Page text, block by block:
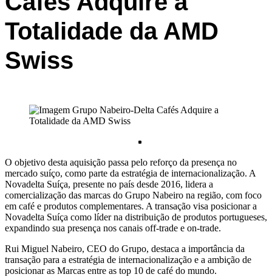
Totalidade da AMD
Swiss
O objetivo desta aquisição passa pelo reforço da presença no
mercado suíço, como parte da estratégia de internacionalização. A
Novadelta Suíça, presente no país desde 2016, lidera a
comercialização das marcas do Grupo Nabeiro na região, com foco
em café e produtos complementares. A transação visa posicionar a
Novadelta Suíça como líder na distribuição de produtos portugueses,
expandindo sua presença nos canais off-trade e on-trade.
Rui Miguel Nabeiro, CEO do Grupo, destaca a importância da
transação para a estratégia de internacionalização e a ambição de
posicionar as Marcas entre as top 10 de café do mundo.